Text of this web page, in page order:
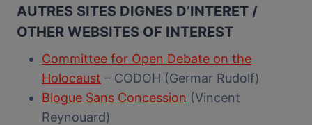
AUTRES SITES DIGNES D’INTERET /
OTHER WEBSITES OF INTEREST
Committee for Open Debate on the
Holocaust – CODOH (Germar Rudolf)
Blogue Sans Concession (Vincent
Reynouard)